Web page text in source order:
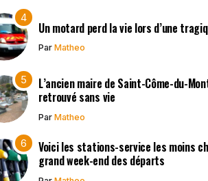
Un motard perd la vie lors d’une
Par Matheo
L’ancien maire de Saint-Côme-du-
retrouvé sans vie
Par Matheo
Voici les stations-service les moins
grand week-end des départs